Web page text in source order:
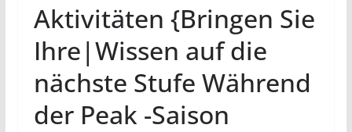
Aktivitäten {Bringen Sie
Ihre|Wissen auf die
nächste Stufe Während
der Peak -Saison